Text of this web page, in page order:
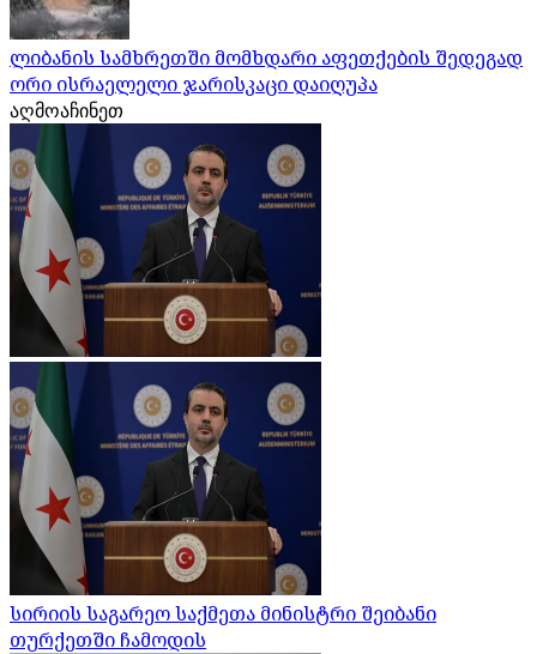
ლიბანის სამხრეთში მომხდარი აფეთქების შედეგად
ორი ისრაელელი ჯარისკაცი დაიღუპა
აღმოაჩინეთ
სირიის საგარეო საქმეთა მინისტრი შეიბანი
თურქეთში ჩამოდის